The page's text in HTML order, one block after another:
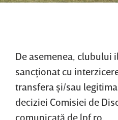
De asemenea, clubului
sancţionat cu
transfera şi/sau
deciziei Comisiei de
comunicată de lpf.ro.